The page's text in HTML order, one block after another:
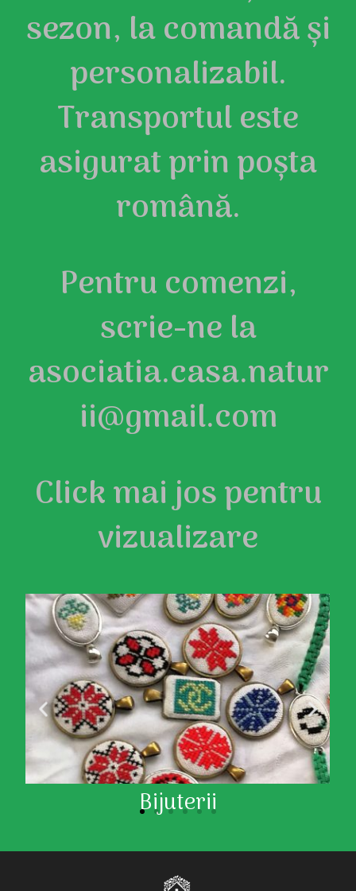
sezon, la comandă și
personalizabil.
Transportul este
asigurat prin poșta
română.
Pentru comenzi,
scrie-ne la
asociatia.casa.natur
ii@gmail.com
Click mai jos pentru
vizualizare
Bijuterii